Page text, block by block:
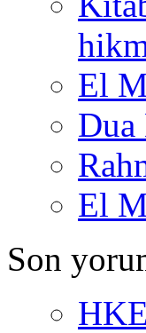
El
Dua
El
Son